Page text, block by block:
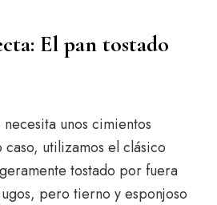
El pan tostado
unos cimientos
caso, utilizamos el clásico
tostado por fuera
pero tierno y esponjoso